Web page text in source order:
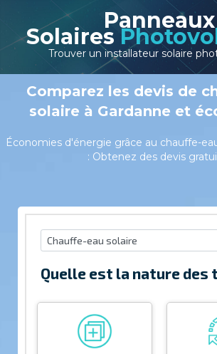
Panneaux
Solaires
Trouver un installateur solaire
Comparez les devis de
solaire à Gardanne et
Économies d'énergie grâce au chauffe-
: Obtenez des devis